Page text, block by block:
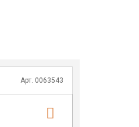
Арт. 0063543